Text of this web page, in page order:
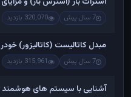
7 سال پیش 320,070 بازدید
مبدل کاتالیست (کاتالیزور)
7 سال پیش 315,961 بازدید